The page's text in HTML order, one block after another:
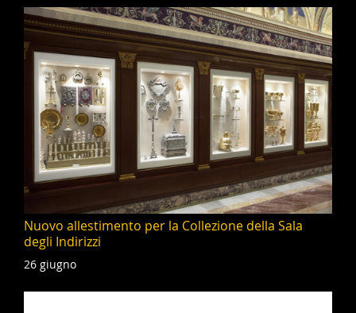
Nuovo allestimento per la Collezione della Sala
degli Indirizzi
26 giugno